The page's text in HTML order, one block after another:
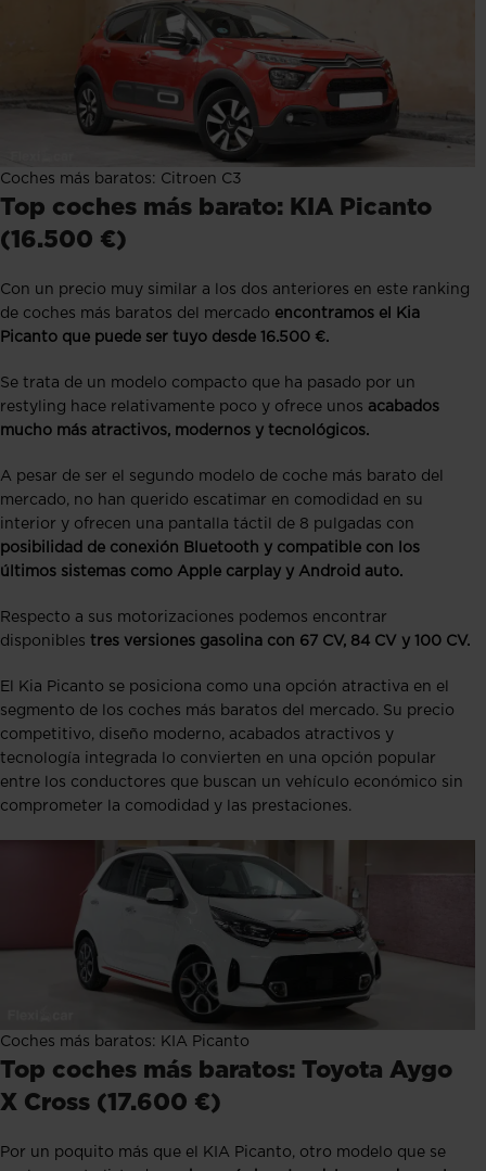
Coches más baratos: Citroen C3
Top coches más barato: KIA Picanto
(16.500 €)
Con un precio muy similar a los dos anteriores en este ranking
de coches más baratos del mercado encontramos el Kia
Picanto que puede ser tuyo desde 16.500 €.
Se trata de un modelo compacto que ha pasado por un
restyling hace relativamente poco y ofrece unos acabados
mucho más atractivos, modernos y tecnológicos.
A pesar de ser el segundo modelo de coche más barato del
mercado, no han querido escatimar en comodidad en su
interior y ofrecen una pantalla táctil de 8 pulgadas con
posibilidad de conexión Bluetooth y compatible con los
últimos sistemas como Apple carplay y Android auto.
Respecto a sus motorizaciones podemos encontrar
disponibles tres versiones gasolina con 67 CV, 84 CV y 100 CV.
El Kia Picanto se posiciona como una opción atractiva en el
segmento de los coches más baratos del mercado. Su precio
competitivo, diseño moderno, acabados atractivos y
tecnología integrada lo convierten en una opción popular
entre los conductores que buscan un vehículo económico sin
comprometer la comodidad y las prestaciones.
Coches más baratos: KIA Picanto
Top coches más baratos: Toyota Aygo
X Cross (17.600 €)
Por un poquito más que el KIA Picanto, otro modelo que se